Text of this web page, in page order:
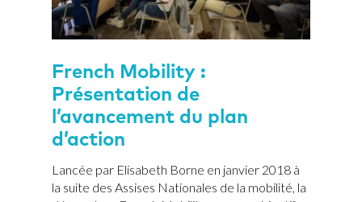
French Mobility :
Présentation de
l’avancement du plan
d’action
Lancée par Elisabeth Borne en janvier 2018 à
la suite des Assises Nationales de la mobilité, la